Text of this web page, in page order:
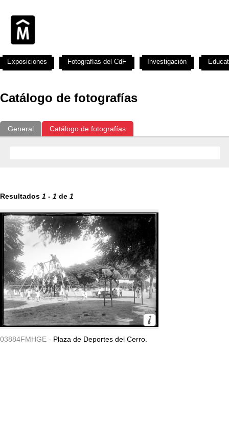
Catálogo de fotografías
General Catálogo de fotografías
Resultados 1 - 1 de 1
03884FMHGE - Plaza de Deportes del Cerro.
Exposiciones Fotografías del CdF Investigación